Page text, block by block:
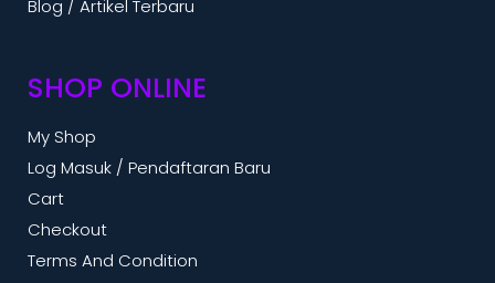
Blog / Artikel Terbaru
SHOP ONLINE
My Shop
Log Masuk / Pendaftaran Baru
Cart
Checkout
Terms And Condition